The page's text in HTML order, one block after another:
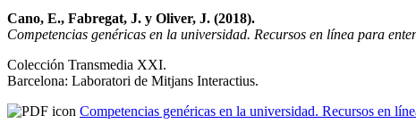
Cano, E., Fabregat, J. y Oliver, J. (2018).
Competencias genéricas en la universidad. Recursos en línea para
Colección Transmedia XXI.
Barcelona: Laboratori de Mitjans Interactius.
Competencias genéricas en la universidad. Recursos en